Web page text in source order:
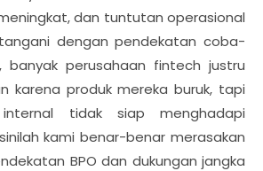
dan tuntutan operasional
dengan pendekatan coba-
banyak perusahaan fintech justru
karena produk mereka buruk, tapi
tidak siap menghadapi
kami benar-benar merasakan
BPO dan dukungan jangka